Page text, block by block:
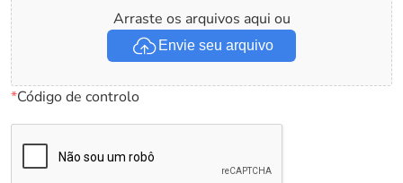
Arraste os arquivos aqui ou
Envie seu arquivo
*Código de controlo